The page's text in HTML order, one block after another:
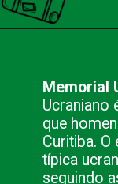
Memorial
Ucraniano
que
Curitiba.
típica
seguindo